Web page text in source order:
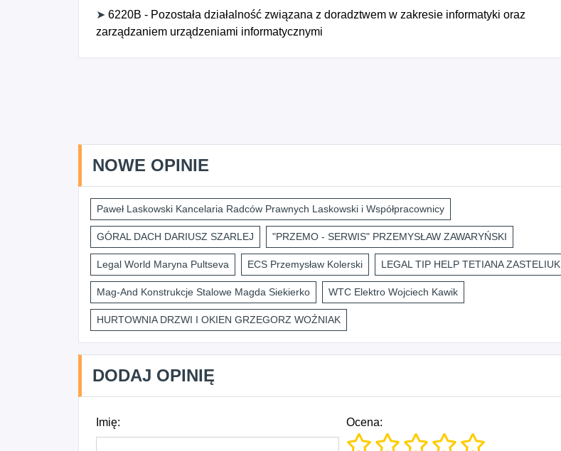
➤ 6220B - Pozostała działalność związana z doradztwem w zakresie informatyki oraz
zarządzaniem urządzeniami informatycznymi
NOWE OPINIE
Paweł Laskowski Kancelaria Radców Prawnych Laskowski i Współpracownicy
GÓRAL DACH DARIUSZ SZARLEJ "PRZEMO - SERWIS" PRZEMYSŁAW ZAWARYŃSKI
Legal World Maryna Pultseva ECS Przemysław Kolerski LEGAL TIP HELP TETIANA ZASTELIUK
Mag-And Konstrukcje Stalowe Magda Siekierko WTC Elektro Wojciech Kawik
HURTOWNIA DRZWI I OKIEN GRZEGORZ WOŹNIAK
DODAJ OPINIĘ
Imię: Ocena: